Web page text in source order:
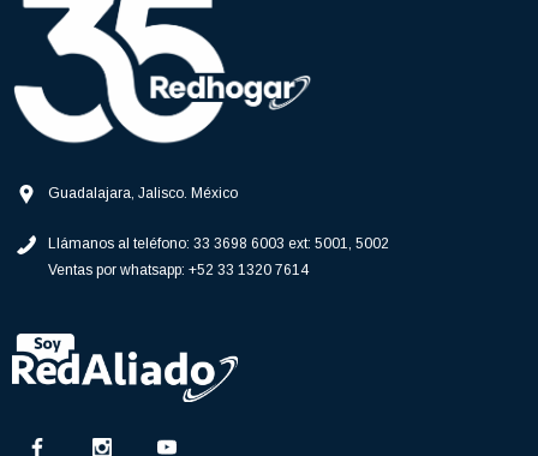
Guadalajara, Jalisco. México
Llámanos al teléfono: 33 3698 6003 ext: 5001, 5002
Ventas por whatsapp: +52 33 1320 7614